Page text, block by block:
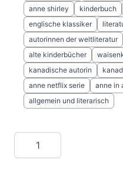
anne shirley
kinderbuch
englische klassiker
autorinnen der weltliteratur
alte kinderbücher
kanadische autorin
anne netflix serie
anne in
allgemein und literarisch
Menge